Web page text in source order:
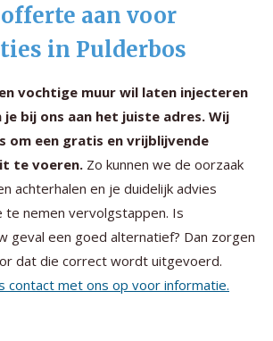
aan voor
in Pulderbos
vochtige muur wil laten injecteren
je bij ons aan het juiste adres. Wij
om een gratis en vrijblijvende
te voeren. Zo kunnen we de oorzaak
achterhalen en je duidelijk advies
nemen vervolgstappen. Is
geval een goed alternatief? Dan zorgen
dat die correct wordt uitgevoerd.
contact met ons op voor informatie.